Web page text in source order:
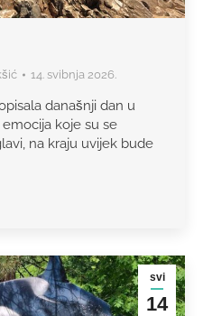
14. svibnja 2026.
današnji dan u
koje su se
na kraju uvijek bude
svi
14